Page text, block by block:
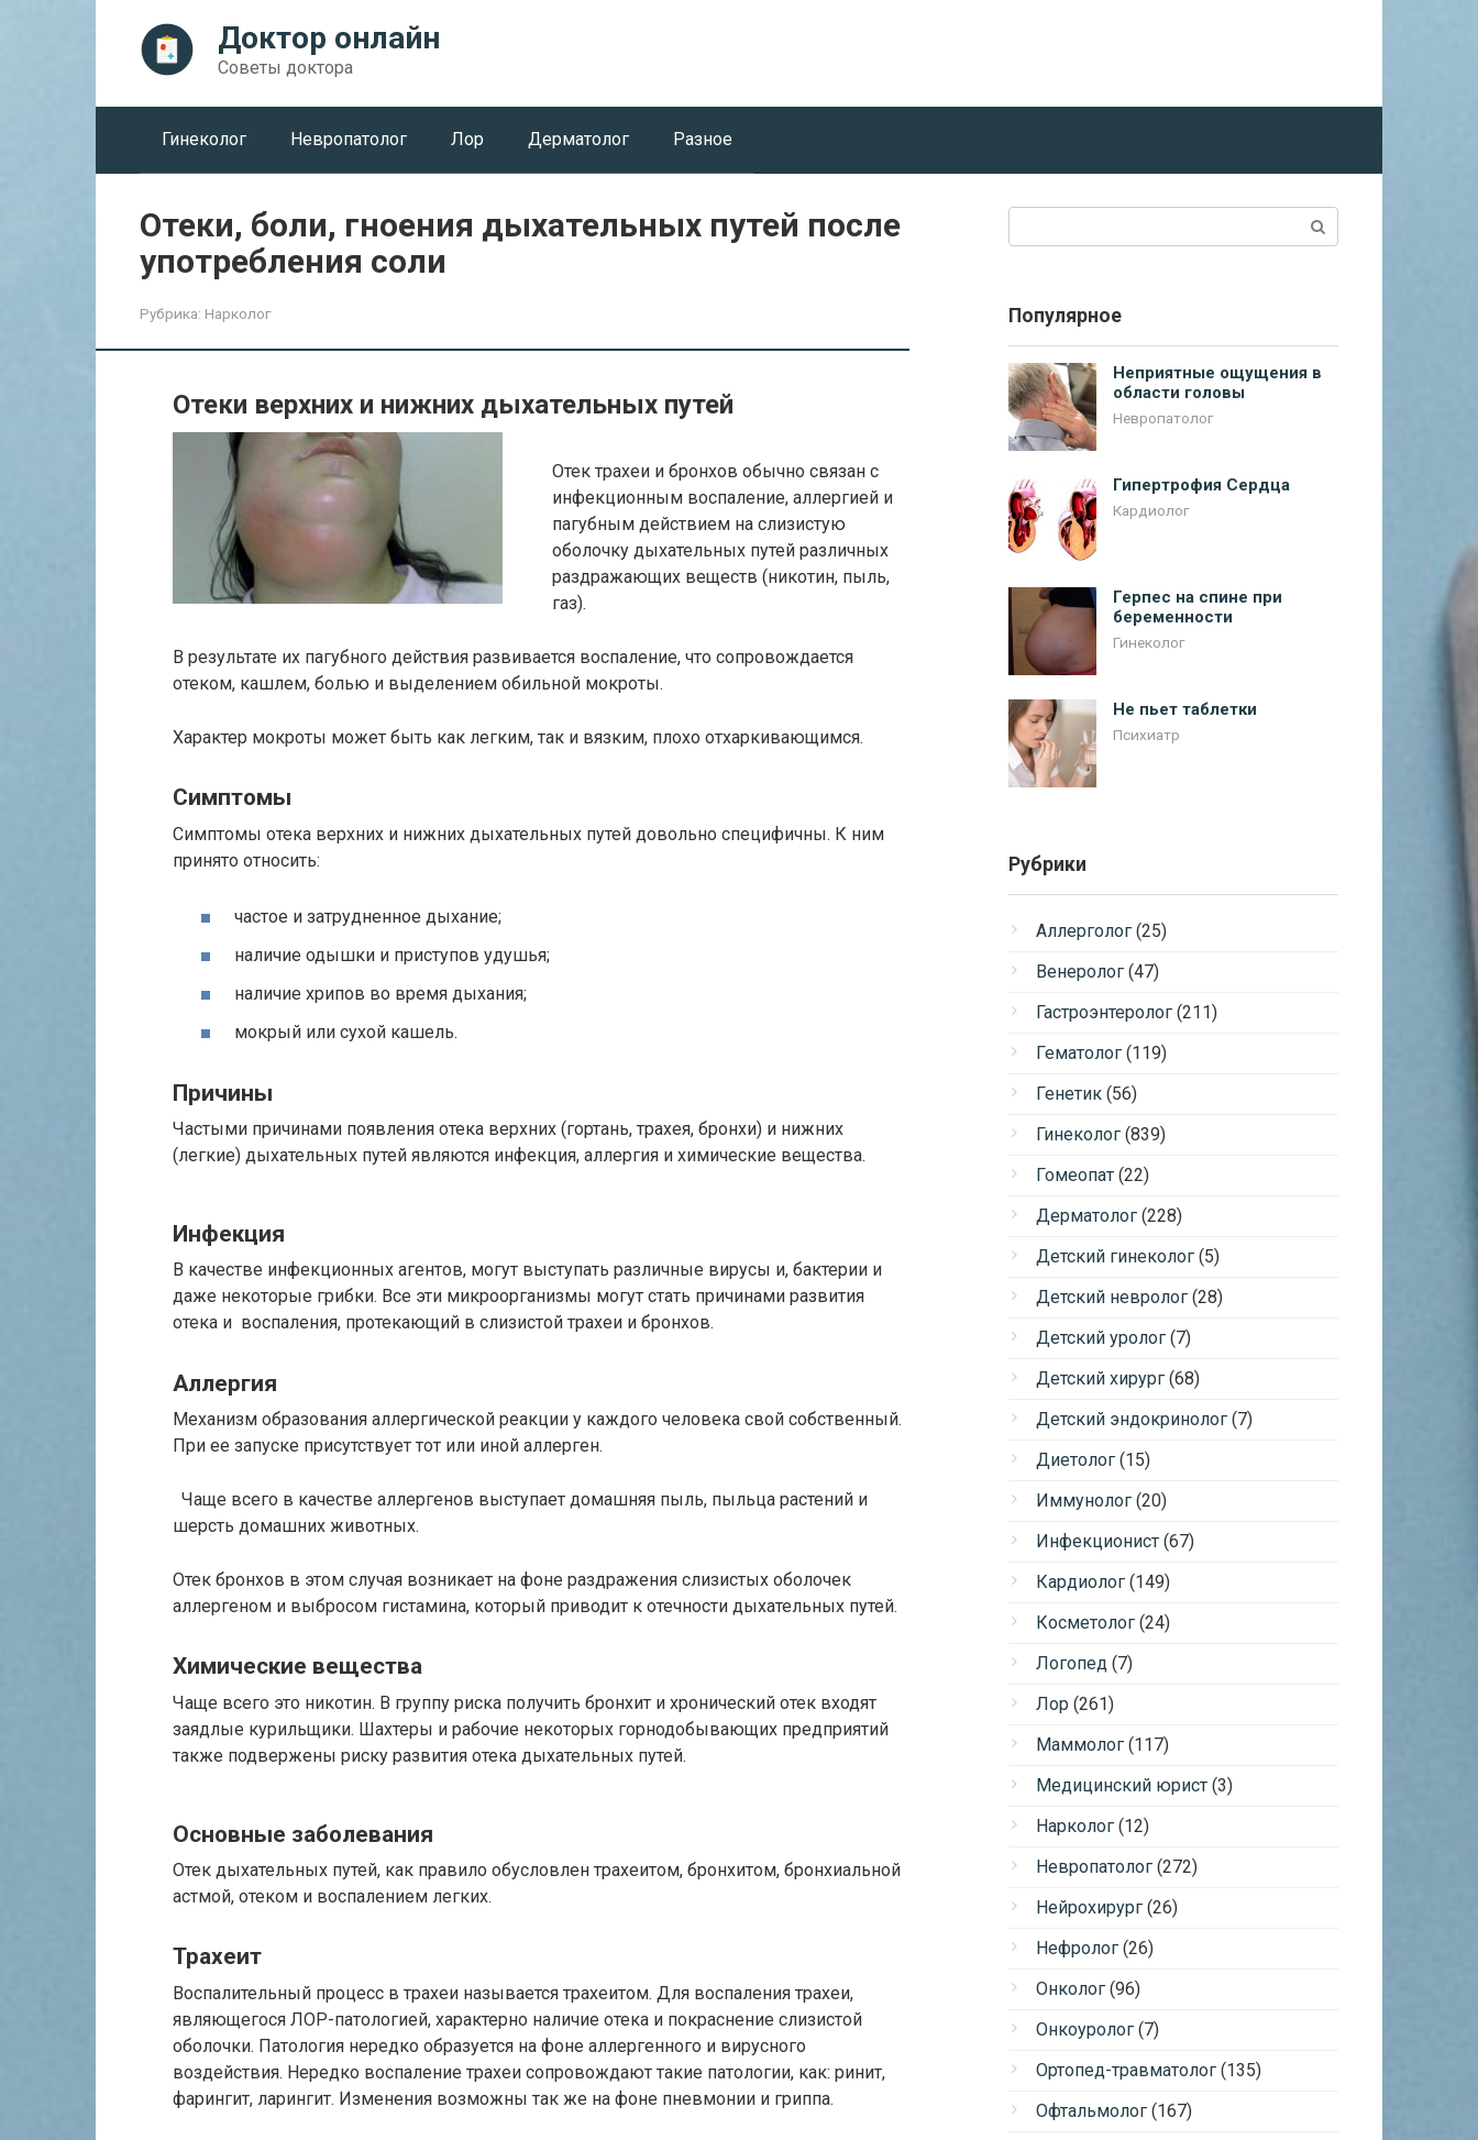
Доктор онлайн
Советы доктора
Гинеколог Невропатолог Лор Дерматолог Разное
Отеки, боли, гноения дыхательных путей после
употребления соли
Рубрика: Нарколог
Отеки верхних и нижних дыхательных путей
Отек трахеи и бронхов обычно связан с
инфекционным воспаление, аллергией и
пагубным действием на слизистую
оболочку дыхательных путей различных
раздражающих веществ (никотин, пыль,
газ).
В результате их пагубного действия развивается воспаление, что сопровождается
отеком, кашлем, болью и выделением обильной мокроты.
Характер мокроты может быть как легким, так и вязким, плохо отхаркивающимся.
Симптомы
Симптомы отека верхних и нижних дыхательных путей довольно специфичны. К ним
принято относить:
частое и затрудненное дыхание;
наличие одышки и приступов удушья;
наличие хрипов во время дыхания;
мокрый или сухой кашель.
Причины
Частыми причинами появления отека верхних (гортань, трахея, бронхи) и нижних
(легкие) дыхательных путей являются инфекция, аллергия и химические вещества.
Инфекция
В качестве инфекционных агентов, могут выступать различные вирусы и, бактерии и
даже некоторые грибки. Все эти микроорганизмы могут стать причинами развития
отека и воспаления, протекающий в слизистой трахеи и бронхов.
Аллергия
Механизм образования аллергической реакции у каждого человека свой собственный.
При ее запуске присутствует тот или иной аллерген.
Чаще всего в качестве аллергенов выступает домашняя пыль, пыльца растений и
шерсть домашних животных.
Отек бронхов в этом случая возникает на фоне раздражения слизистых оболочек
аллергеном и выбросом гистамина, который приводит к отечности дыхательных путей.
Химические вещества
Чаще всего это никотин. В группу риска получить бронхит и хронический отек входят
заядлые курильщики. Шахтеры и рабочие некоторых горнодобывающих предприятий
также подвержены риску развития отека дыхательных путей.
Основные заболевания
Отек дыхательных путей, как правило обусловлен трахеитом, бронхитом, бронхиальной
астмой, отеком и воспалением легких.
Трахеит
Воспалительный процесс в трахеи называется трахеитом. Для воспаления трахеи,
являющегося ЛОР-патологией, характерно наличие отека и покраснение слизистой
оболочки. Патология нередко образуется на фоне аллергенного и вирусного
воздействия. Нередко воспаление трахеи сопровождают такие патологии, как: ринит,
фарингит, ларингит. Изменения возможны так же на фоне пневмонии и гриппа.
Популярное
Неприятные ощущения в
области головы
Невропатолог
Гипертрофия Сердца
Кардиолог
Герпес на спине при
беременности
Гинеколог
Не пьет таблетки
Психиатр
Рубрики
Аллерголог (25)
Венеролог (47)
Гастроэнтеролог (211)
Гематолог (119)
Генетик (56)
Гинеколог (839)
Гомеопат (22)
Дерматолог (228)
Детский гинеколог (5)
Детский невролог (28)
Детский уролог (7)
Детский хирург (68)
Детский эндокринолог (7)
Диетолог (15)
Иммунолог (20)
Инфекционист (67)
Кардиолог (149)
Косметолог (24)
Логопед (7)
Лор (261)
Маммолог (117)
Медицинский юрист (3)
Нарколог (12)
Невропатолог (272)
Нейрохирург (26)
Нефролог (26)
Онколог (96)
Онкоуролог (7)
Ортопед-травматолог (135)
Офтальмолог (167)